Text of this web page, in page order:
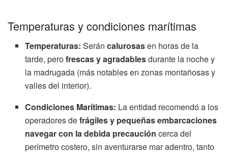
Temperaturas y condiciones marítimas
Temperaturas: Seráncalurosasen horas de la
tarde, perofrescas y agradablesdurante la noche y
la madrugada (más notables en zonas montañosas y
valles del interior).
Condiciones Marítimas: La entidad recomendó a los
operadores defrágiles y pequeñas embarcaciones
navegar con la debida precaución cerca del
perímetro costero, sin aventurarse mar adentro, tanto